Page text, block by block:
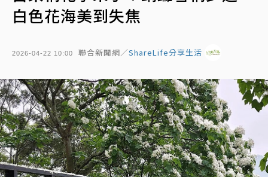
白色花海美到失焦
2026-04-22 10:00 聯合新聞網／ShareLife分享生活